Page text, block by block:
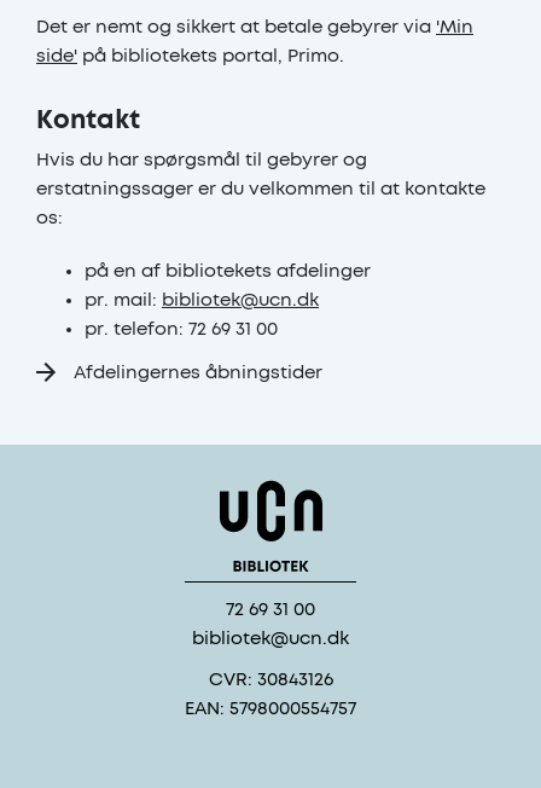
Det er nemt og sikkert at betale gebyrer via 'Min
side' på bibliotekets portal, Primo.
Kontakt
Hvis du har spørgsmål til gebyrer og
erstatningssager er du velkommen til at kontakte
os:
på en af bibliotekets afdelinger
pr. mail: bibliotek@ucn.dk
pr. telefon: 72 69 31 00
Afdelingernes åbningstider
72 69 31 00
bibliotek@ucn.dk
CVR: 30843126
EAN: 5798000554757